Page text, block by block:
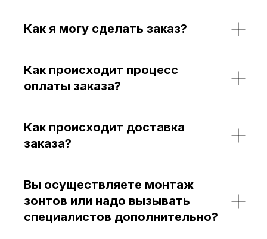
Как я могу сделать заказ?
Как происходит процесс
оплаты заказа?
Как происходит доставка
заказа?
Вы осуществляете монтаж
зонтов или надо вызывать
специалистов дополнительно?